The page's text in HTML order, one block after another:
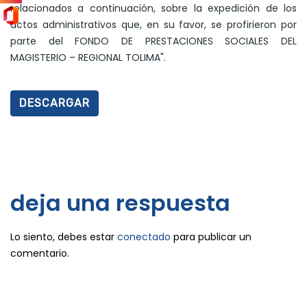
relacionados a continuación, sobre la expedición de los
actos administrativos que, en su favor, se profirieron por
parte del FONDO DE PRESTACIONES SOCIALES DEL
MAGISTERIO – REGIONAL TOLIMA".
DESCARGAR
deja una respuesta
Lo siento, debes estar conectado para publicar un
comentario.